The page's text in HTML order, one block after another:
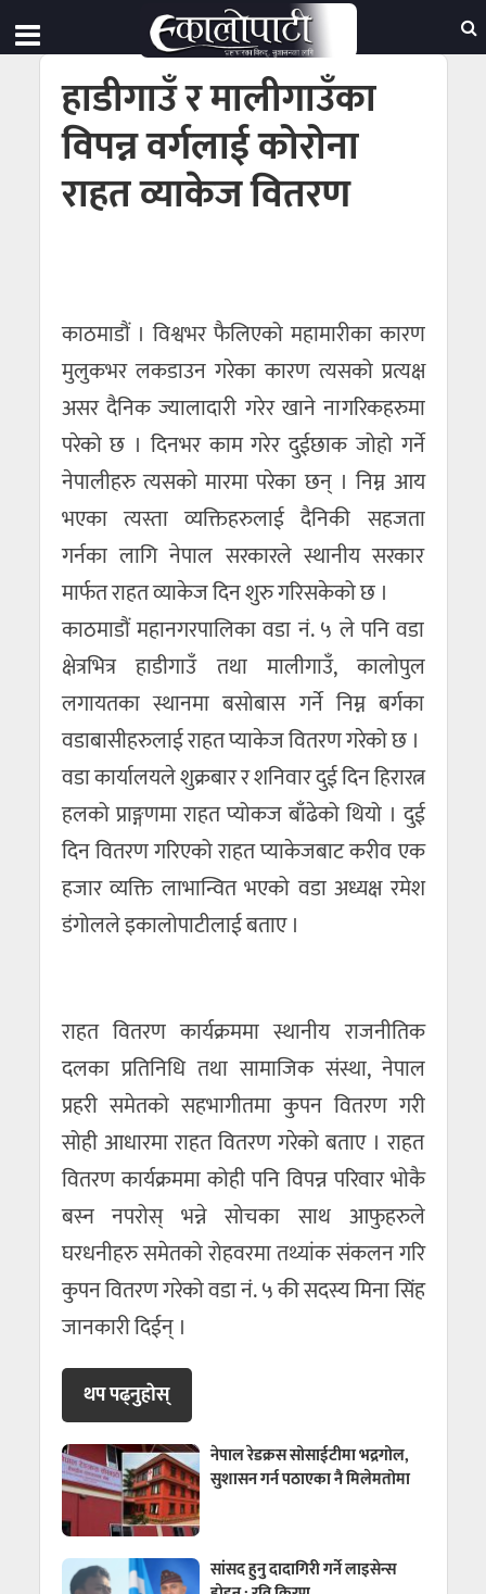
हाडीगाउँ र मालीगाउँका
विपन्न वर्गलाई कोरोना
राहत व्याकेज वितरण
काठमाडौं । विश्वभर फैलिएको महामारीका कारण
मुलुकभर लकडाउन गरेका कारण त्यसको प्रत्यक्ष
असर दैनिक ज्यालादारी गरेर खाने नागरिकहरुमा
परेको छ । दिनभर काम गरेर दुईछाक जोहो गर्ने
नेपालीहरु त्यसको मारमा परेका छन् । निम्न आय
भएका त्यस्ता व्यक्तिहरुलाई दैनिकी सहजता
गर्नका लागि नेपाल सरकारले स्थानीय सरकार
मार्फत राहत व्याकेज दिन शुरु गरिसकेको छ ।
काठमाडौं महानगरपालिका वडा नं. ५ ले पनि वडा
क्षेत्रभित्र हाडीगाउँ तथा मालीगाउँ, कालोपुल
लगायतका स्थानमा बसोबास गर्ने निम्न बर्गका
वडाबासीहरुलाई राहत प्याकेज वितरण गरेको छ ।
वडा कार्यालयले शुक्रबार र शनिवार दुई दिन हिरारत्न
हलको प्राङ्गणमा राहत प्योकज बाँढेको थियो । दुई
दिन वितरण गरिएको राहत प्याकेजबाट करीव एक
हजार व्यक्ति लाभान्वित भएको वडा अध्यक्ष रमेश
डंगोलले इकालोपाटीलाई बताए ।
राहत वितरण कार्यक्रममा स्थानीय राजनीतिक
दलका प्रतिनिधि तथा सामाजिक संस्था, नेपाल
प्रहरी समेतको सहभागीतमा कुपन वितरण गरी
सोही आधारमा राहत वितरण गरेको बताए । राहत
वितरण कार्यक्रममा कोही पनि विपन्न परिवार भोकै
बस्न नपरोस् भन्ने सोचका साथ आफुहरुले
घरधनीहरु समेतको रोहवरमा तथ्यांक संकलन गरि
कुपन वितरण गरेको वडा नं. ५ की सदस्य मिना सिंह
जानकारी दिईन् ।
थप पढ्नुहाेस्
नेपाल रेडक्रस सोसाईटीमा भद्रगोल,
सुशासन गर्न पठाएका नै मिलेमतोमा
सांसद हुनु दादागिरी गर्ने लाइसेन्स